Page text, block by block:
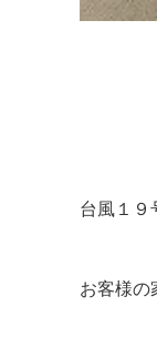
台風１９
お客様の